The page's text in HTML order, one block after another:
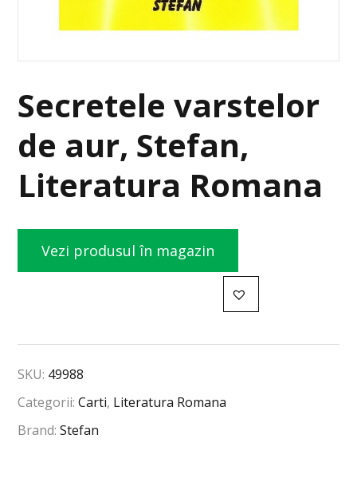
Secretele varstelor
de aur, Stefan,
Literatura Romana
Vezi produsul în magazin
SKU: 49988
Categorii:Carti, Literatura Romana
Brand:Stefan